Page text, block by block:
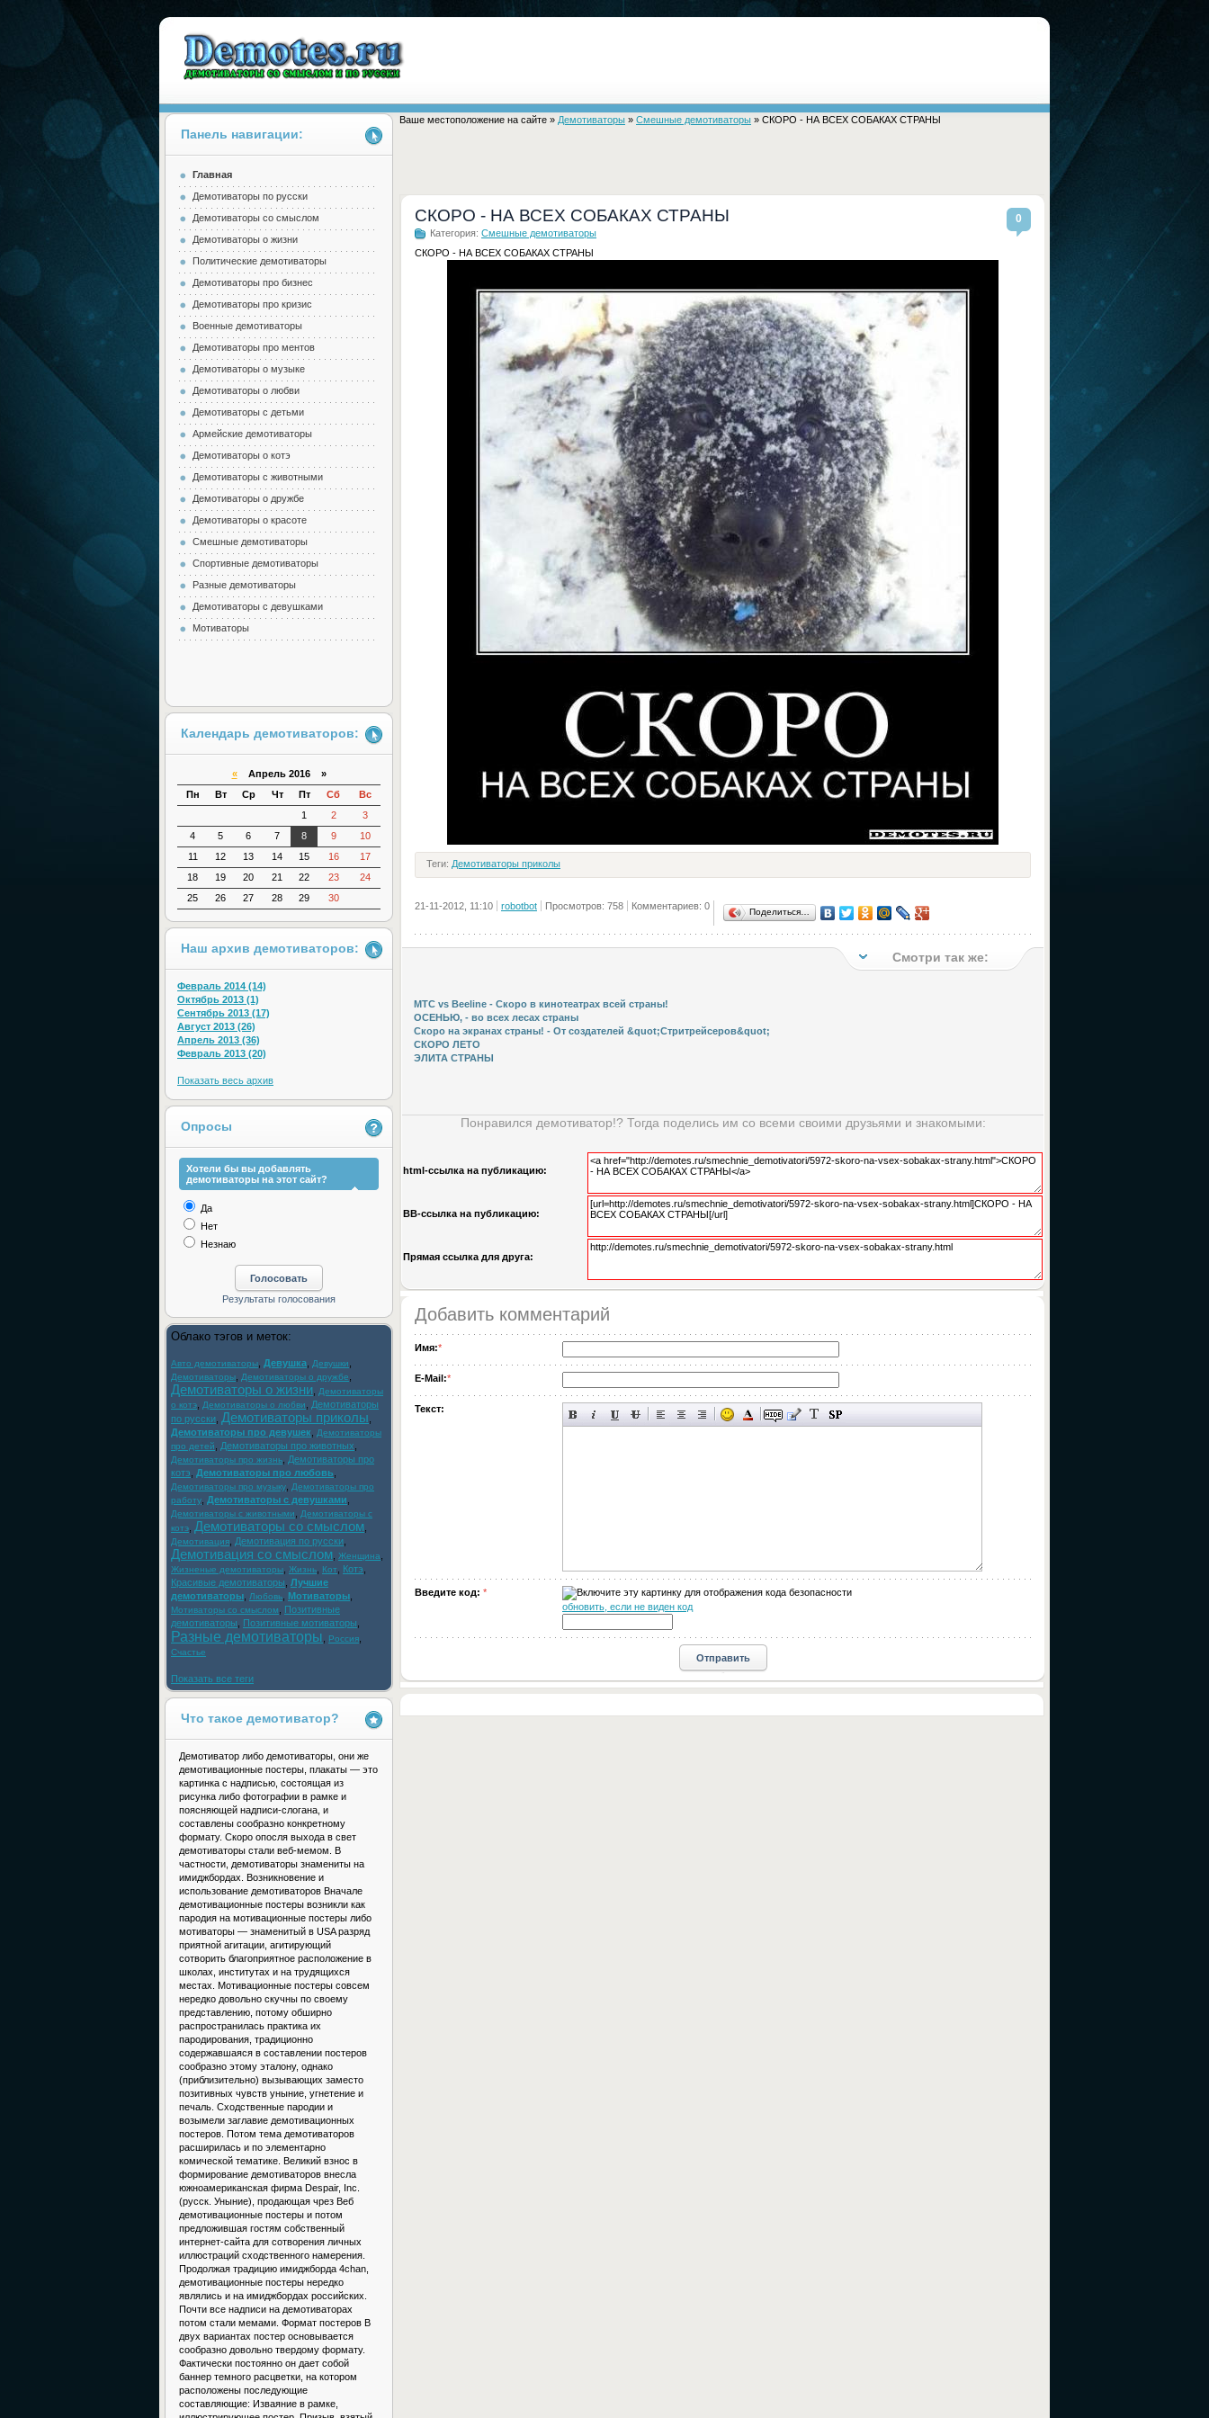
Demotes.ru
Ваше местоположение на сайте » Демотиваторы » Смешные демотиваторы » СКОРО - НА ВСЕХ СОБАКАХ СТРАНЫ
0
СКОРО - НА ВСЕХ СОБАКАХ СТРАНЫ
Категория: Смешные демотиваторы
СКОРО - НА ВСЕХ СОБАКАХ СТРАНЫ
Теги: Демотиваторы приколы
21-11-2012, 11:10 robotbot Просмотров: 758 Комментариев: 0
Поделиться…
Смотри так же:
МТС vs Beeline - Скоро в кинотеатрах всей страны!
ОСЕНЬЮ, - во всех лесах страны
Скоро на экранах страны! - От создателей &quot;Стритрейсеров&quot;
СКОРО ЛЕТО
ЭЛИТА СТРАНЫ
Понравился демотиватор!? Тогда поделись им со всеми своими друзьями и знакомыми:
html-cсылка на публикацию:
BB-cсылка на публикацию:
Прямая ссылка для друга:
Добавить комментарий
Имя:*
E-Mail:*
Текст:
Введите код: *
обновить, если не виден код
Панель навигации:
Главная
Демотиваторы по русски
Демотиваторы со смыслом
Демотиваторы о жизни
Политические демотиваторы
Демотиваторы про бизнес
Демотиваторы про кризис
Военные демотиваторы
Демотиваторы про ментов
Демотиваторы о музыке
Демотиваторы о любви
Демотиваторы с детьми
Армейские демотиваторы
Демотиваторы о котэ
Демотиваторы с животными
Демотиваторы о дружбе
Демотиваторы о красоте
Смешные демотиваторы
Спортивные демотиваторы
Разные демотиваторы
Демотиваторы с девушками
Мотиваторы
Календарь демотиваторов:
«Апрель 2016 »
Пн
Вт Ср Чт Пт Сб
Вс
1
2
3
4
5 6 7 8 9
10
11
12 13 14 15 16
17
18
19 20 21 22 23
24
25
26 27 28 29 30
Наш архив демотиваторов:
Февраль 2014 (14)
Октябрь 2013 (1)
Сентябрь 2013 (17)
Август 2013 (26)
Апрель 2013 (36)
Февраль 2013 (20)
Показать весь архив
Опросы
Хотели бы вы добавлять
демотиваторы на этот сайт?
Да
Нет
Незнаю
Облако тэгов и меток:
Авто демотиваторы Девушка Девушки
Демотиваторы Демотиваторы о дружбе
Демотиваторы о жизни
Демотиваторы
о котэ
Демотиваторы о любви
Демотиваторы
по русски Демотиваторы приколы
Демотиваторы про девушек
Демотиваторы
про детей
Демотиваторы про животных
Демотиваторы про жизнь
Демотиваторы про
котэ
Демотиваторы про любовь
Демотиваторы про музыку
Демотиваторы про
работу
Демотиваторы с девушками
Демотиваторы с животными
Демотиваторы с
котэ
Демотиваторы со смыслом
Демотивация Демотивация по русски
Демотивация со смыслом Женщина
Жизненые демотиваторы Жизнь Кот Котэ
Красивые демотиваторы Лучшие
демотиваторы
Любовь Мотиваторы
Мотиваторы со смыслом
Позитивные
демотиваторы
Позитивные мотиваторы
Разные демотиваторы Россия
Счастье
Показать все теги
Что такое демотиватор?
Демотиватор либо демотиваторы, они же
демотивационные постеры, плакаты — это
картинка с надписью, состоящая из
рисунка либо фотографии в рамке и
поясняющей надписи-слогана, и
составлены сообразно конкретному
формату. Скоро опосля выхода в свет
демотиваторы стали веб-мемом. В
частности, демотиваторы знамениты на
имиджбордах. Возникновение и
использование демотиваторов Вначале
демотивационные постеры возникли как
пародия на мотивационные постеры либо
мотиваторы — знаменитый в USA разряд
приятной агитации, агитирующий
сотворить благоприятное расположение в
школах, институтах и на трудящихся
местах. Мотивационные постеры совсем
нередко довольно скучны по своему
представлению, потому обширно
распространилась практика их
пародирования, традиционно
содержавшаяся в составлении постеров
сообразно этому эталону, однако
(приблизительно) вызывающих заместо
позитивных чувств уныние, угнетение и
печаль. Сходственные пародии и
возымели заглавие демотивационных
постеров. Потом тема демотиваторов
расширилась и по элементарно
комической тематике. Великий взнос в
формирование демотиваторов внесла
южноамериканская фирма Despair, Inc.
(русск. Уныние), продающая чрез Веб
демотивационные постеры и потом
предложившая гостям собственный
интернет-сайта для сотворения личных
иллюстраций сходственного намерения.
Продолжая традицию имиджборда 4chan,
демотивационные постеры нередко
являлись и на имиджбордах российских.
Почти все надписи на демотиваторах
потом стали мемами. Формат постеров В
двух вариантах постер основывается
сообразно довольно твердому формату.
Фактически постоянно он дает собой
баннер темного расцветки, на котором
расположены последующие
составляющие: Изваяние в рамке,